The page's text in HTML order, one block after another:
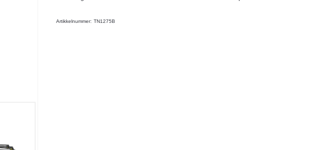
Artikkelnummer: TN1275B